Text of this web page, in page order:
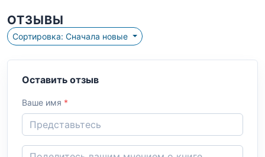
ОТЗЫВЫ
Сортировка: Сначала новые
Оставить отзыв
Ваше имя *